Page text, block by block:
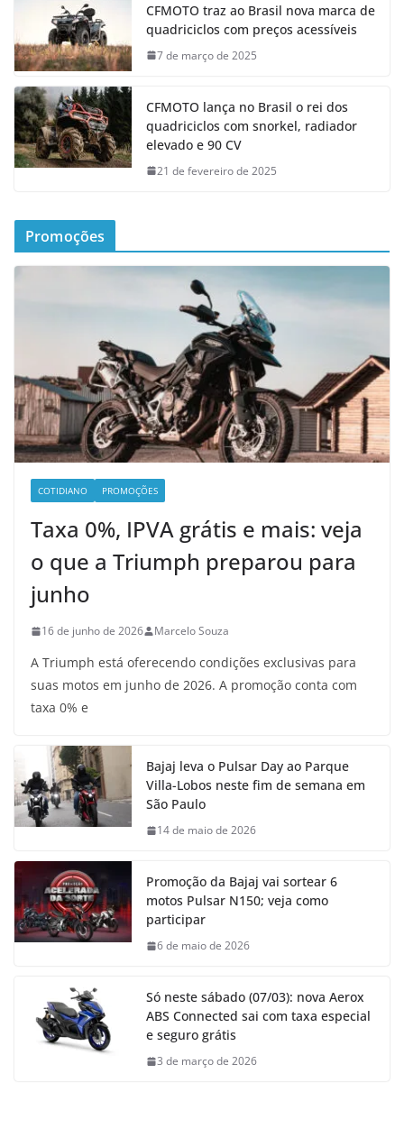
CFMOTO traz ao Brasil nova marca de
quadriciclos com preços acessíveis
7 de março de 2025
CFMOTO lança no Brasil o rei dos
quadriciclos com snorkel, radiador
elevado e 90 CV
21 de fevereiro de 2025
Promoções
COTIDIANO PROMOÇÕES
Taxa 0%, IPVA grátis e mais: veja
o que a Triumph preparou para
junho
16 de junho de 2026 Marcelo Souza
A Triumph está oferecendo condições exclusivas para
suas motos em junho de 2026. A promoção conta com
taxa 0% e
Bajaj leva o Pulsar Day ao Parque
Villa-Lobos neste fim de semana em
São Paulo
14 de maio de 2026
Promoção da Bajaj vai sortear 6
motos Pulsar N150; veja como
participar
6 de maio de 2026
Só neste sábado (07/03): nova Aerox
ABS Connected sai com taxa especial
e seguro grátis
3 de março de 2026